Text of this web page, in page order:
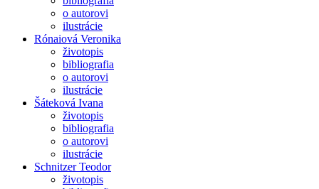
o autorovi
ilustrácie
Rónaiová Veronika
životopis
bibliografia
o autorovi
ilustrácie
Šáteková Ivana
životopis
bibliografia
o autorovi
ilustrácie
Schnitzer Teodor
životopis